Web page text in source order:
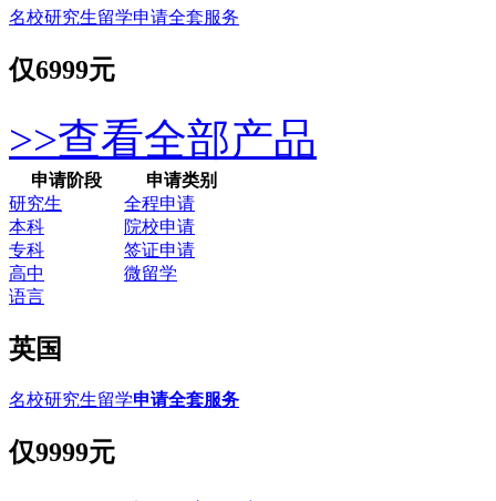
名校研究生留学申请全套服务
仅6999元
>>查看全部产品
申请阶段
申请类别
研究生
全程申请
本科
院校申请
专科
签证申请
高中
微留学
语言
英国
名校研究生留学申请全套服务
仅9999元